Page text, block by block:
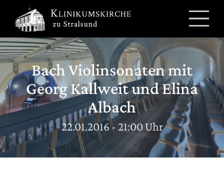
Inhalt
springen
Bach Violinsonaten mit
Georg Kallweit und Elina
Albach
22.01.2016 - 21:00 Uhr